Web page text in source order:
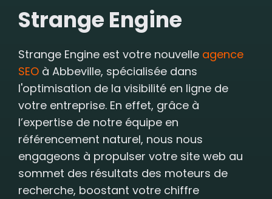
Strange Engine
Strange Engine est votre nouvelle agence
SEO à Abbeville, spécialisée dans
l'optimisation de la visibilité en ligne de
votre entreprise. En effet, grâce à
l’expertise de notre équipe en
référencement naturel, nous nous
engageons à propulser votre site web au
sommet des résultats des moteurs de
recherche, boostant votre chiffre